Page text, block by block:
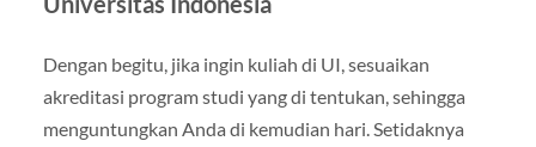
Dengan begitu, jika ingin kuliah di UI, sesuaikan
akreditasi program studi yang di tentukan, sehingga
menguntungkan Anda di kemudian hari. Setidaknya